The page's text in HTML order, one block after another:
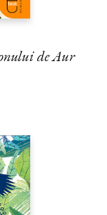
de Aur